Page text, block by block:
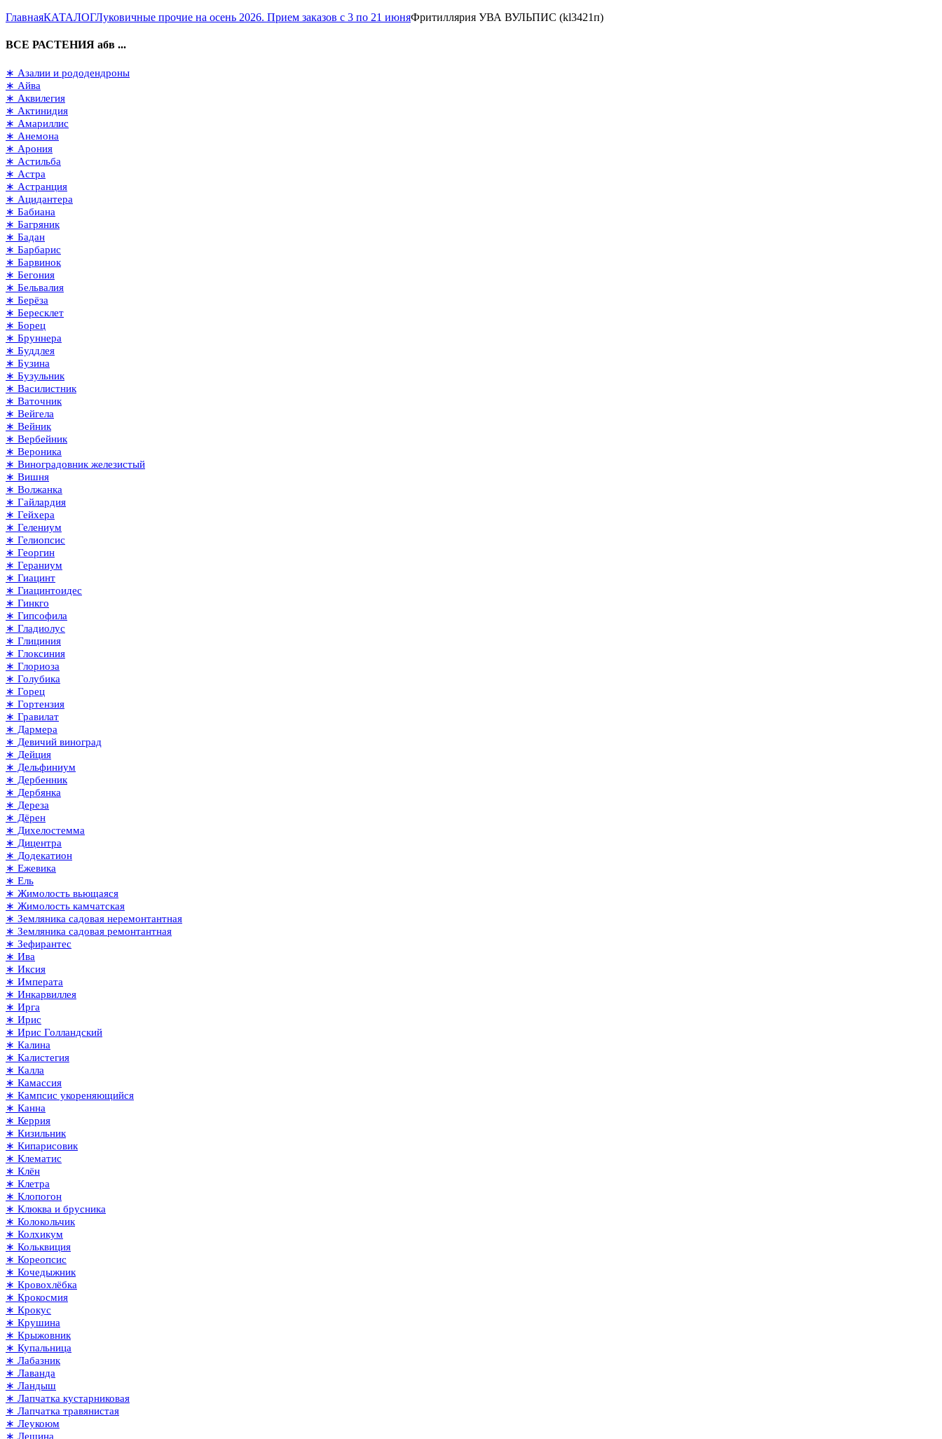
ГлавнаяКАТАЛОГЛуковичные прочие на осень 2026. Прием заказов с 3 по 21 июняФритиллярия УВА ВУЛЬПИС (kl3421п)
ВСЕ РАСТЕНИЯ абв ...
∗ Азалии и рододендроны
∗ Айва
∗ Аквилегия
∗ Актинидия
∗ Амариллис
∗ Анемона
∗ Арония
∗ Астильба
∗ Астра
∗ Астранция
∗ Ацидантера
∗ Бабиана
∗ Багряник
∗ Бадан
∗ Барбарис
∗ Барвинок
∗ Бегония
∗ Бельвалия
∗ Берёза
∗ Бересклет
∗ Борец
∗ Бруннера
∗ Буддлея
∗ Бузина
∗ Бузульник
∗ Василистник
∗ Ваточник
∗ Вейгела
∗ Вейник
∗ Вербейник
∗ Вероника
∗ Виноградовник железистый
∗ Вишня
∗ Волжанка
∗ Гайлардия
∗ Гейхера
∗ Гелениум
∗ Гелиопсис
∗ Георгин
∗ Гераниум
∗ Гиацинт
∗ Гиацинтоидес
∗ Гинкго
∗ Гипсофила
∗ Гладиолус
∗ Глициния
∗ Глоксиния
∗ Глориоза
∗ Голубика
∗ Горец
∗ Гортензия
∗ Гравилат
∗ Дармера
∗ Девичий виноград
∗ Дейция
∗ Дельфиниум
∗ Дербенник
∗ Дербянка
∗ Дереза
∗ Дёрен
∗ Дихелостемма
∗ Дицентра
∗ Додекатион
∗ Ежевика
∗ Ель
∗ Жимолость вьющаяся
∗ Жимолость камчатская
∗ Земляника садовая неремонтантная
∗ Земляника садовая ремонтантная
∗ Зефирантес
∗ Ива
∗ Иксия
∗ Императа
∗ Инкарвиллея
∗ Ирга
∗ Ирис
∗ Ирис Голландский
∗ Калина
∗ Калистегия
∗ Калла
∗ Камассия
∗ Кампсис укореняющийся
∗ Канна
∗ Керрия
∗ Кизильник
∗ Кипарисовик
∗ Клематис
∗ Клён
∗ Клетра
∗ Клопогон
∗ Клюква и брусника
∗ Колокольчик
∗ Колхикум
∗ Кольквиция
∗ Кореопсис
∗ Кочедыжник
∗ Кровохлёбка
∗ Крокосмия
∗ Крокус
∗ Крушина
∗ Крыжовник
∗ Купальница
∗ Лабазник
∗ Лаванда
∗ Ландыш
∗ Лапчатка кустарниковая
∗ Лапчатка травянистая
∗ Леукоюм
∗ Лещина